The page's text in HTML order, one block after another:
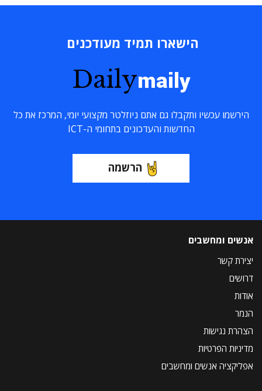
הישארו תמיד מעודכנים
Dailymaily
הירשמו עכשיו ותקבלו גם אתם ניוזלטר מקצועי יומי, המרכז את כל
החדשות והעדכונים בתחומי ה-ICT
הרשמה
אנשים ומחשבים
יצירת קשר
דרושים
אודות
הנמר
הצהרת נגישות
מדיניות הפרטיות
אפליקציה אנשים ומחשבים